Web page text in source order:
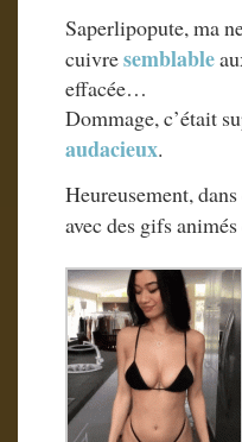
Saperlipopute, ma
cuivresemblable
effacée…
Dommage, c’était
audacieux.
Heureusement, dans
avec des gifs